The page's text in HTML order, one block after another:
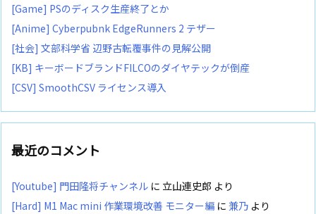
[Game] PSのディスク生産終了とか
[Anime] Cyberpubnk EdgeRunners 2 テザー
[社会] 文部科学省 辺野古転覆事件の見解公開
[KB] キーボードブランドFILCOのダイヤテックが倒産
[CSV] SmoothCSV ライセンス導入
最近のコメント
[Youtube] 門田隆将チャンネル に 立山連史郎 より
[Hard] M1 Mac mini 作業環境改善 モニター編 に 兼乃 より